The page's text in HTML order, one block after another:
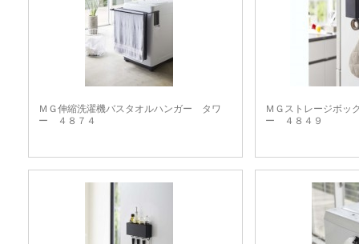
ＭＧ伸縮洗濯機バスタオルハンガー タワ
ー ４８７４
ＭＧストレージボ
ー ４８４９